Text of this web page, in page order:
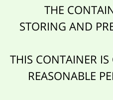
THE
STORING AND
THIS CONTAINER
REASONABLE